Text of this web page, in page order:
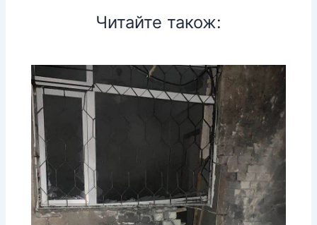
Читайте також: